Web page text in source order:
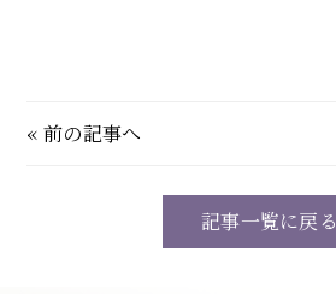
«前の記事へ
記事一覧に戻る